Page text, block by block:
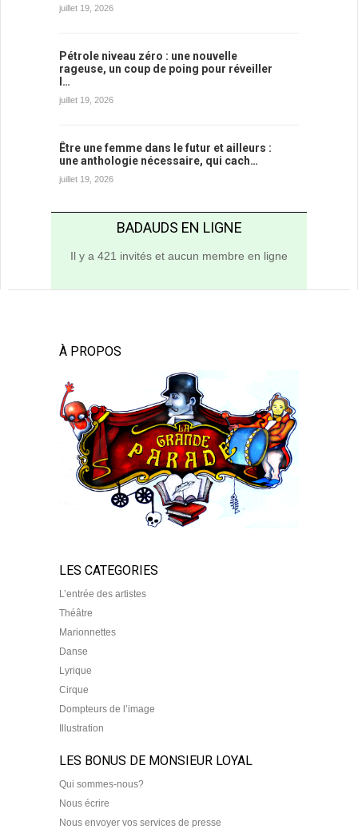
juillet 19, 2026
Pétrole niveau zéro : une nouvelle
rageuse, un coup de poing pour réveiller
l…
juillet 19, 2026
Être une femme dans le futur et ailleurs :
une anthologie nécessaire, qui cach…
juillet 19, 2026
BADAUDS EN LIGNE
Il y a 421 invités et aucun membre en ligne
À PROPOS
LES CATEGORIES
L’entrée des artistes
Théâtre
Marionnettes
Danse
Lyrique
Cirque
Dompteurs de l’image
Illustration
LES BONUS DE MONSIEUR LOYAL
Qui sommes-nous?
Nous écrire
Nous envoyer vos services de presse